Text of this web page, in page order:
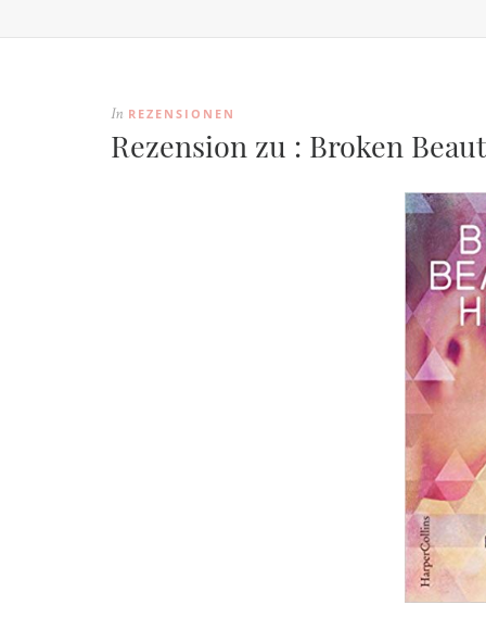
In REZENSIONEN
Rezension zu : Broken